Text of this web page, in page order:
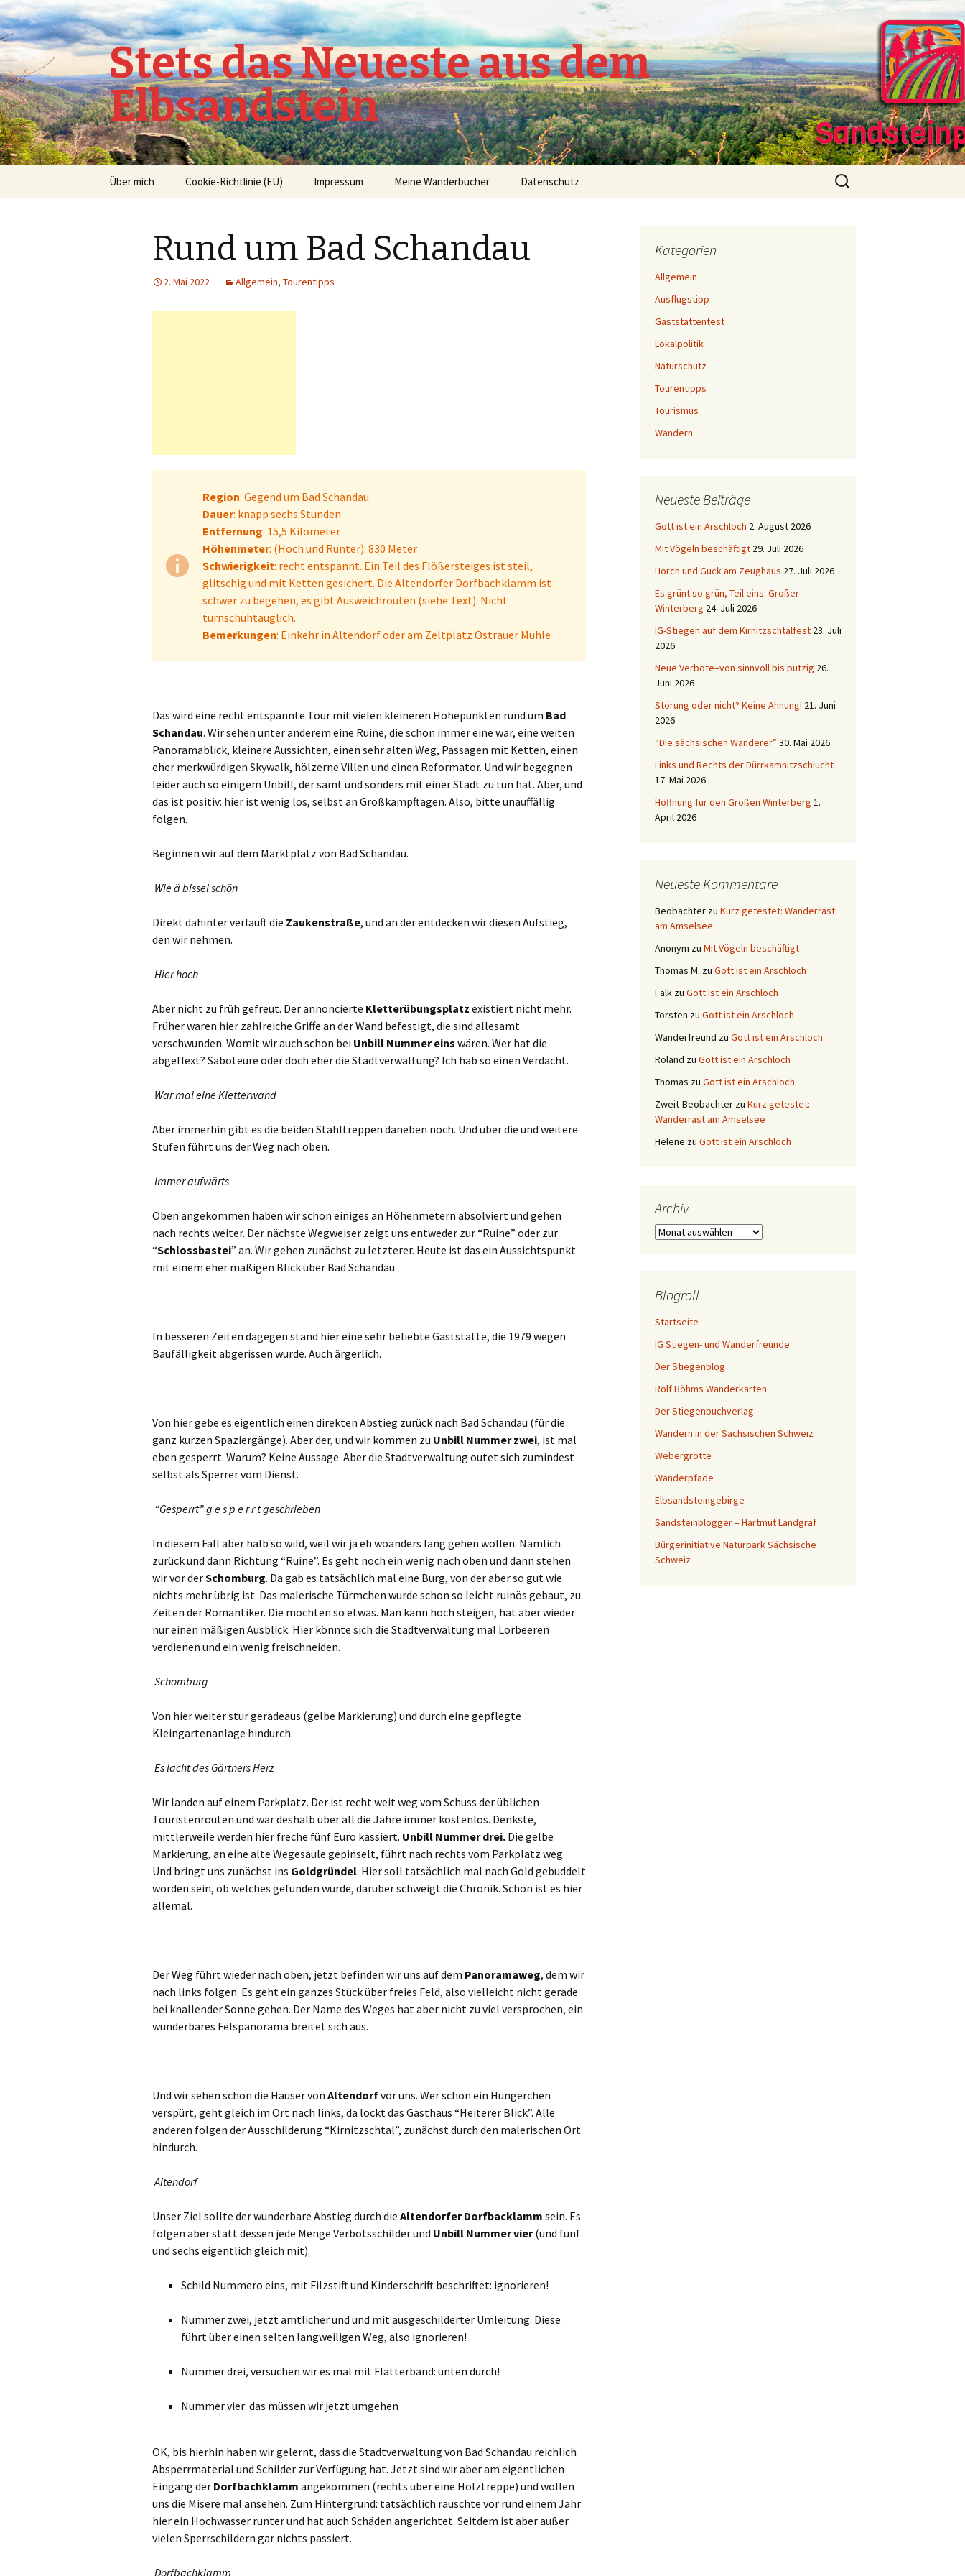
Stets das Neueste aus dem
Elbsandstein
Springe
Über mich Cookie-Richtlinie (EU) Impressum Meine Wanderbücher Datenschutz
Suchen
nach:
Rund um Bad Schandau
2. Mai 2022 Allgemein, Tourentipps
Region: Gegend um Bad Schandau
Dauer: knapp sechs Stunden
Entfernung: 15,5 Kilometer
Höhenmeter: (Hoch und Runter): 830 Meter
Schwierigkeit: recht entspannt. Ein Teil des Flößersteiges ist steil,
glitschig und mit Ketten gesichert. Die Altendorfer Dorfbachklamm ist
schwer zu begehen, es gibt Ausweichrouten (siehe Text). Nicht
turnschuhtauglich.
Bemerkungen: Einkehr in Altendorf oder am Zeltplatz Ostrauer Mühle
Das wird eine recht entspannte Tour mit vielen kleineren Höhepunkten rund um Bad
Schandau. Wir sehen unter anderem eine Ruine, die schon immer eine war, eine weiten
Panoramablick, kleinere Aussichten, einen sehr alten Weg, Passagen mit Ketten, einen
eher merkwürdigen Skywalk, hölzerne Villen und einen Reformator. Und wir begegnen
leider auch so einigem Unbill, der samt und sonders mit einer Stadt zu tun hat. Aber, und
das ist positiv: hier ist wenig los, selbst an Großkampftagen. Also, bitte unauffällig
folgen.
Beginnen wir auf dem Marktplatz von Bad Schandau.
Wie ä bissel schön
Direkt dahinter verläuft die Zaukenstraße, und an der entdecken wir diesen Aufstieg,
den wir nehmen.
Hier hoch
Aber nicht zu früh gefreut. Der annoncierte Kletterübungsplatz existiert nicht mehr.
Früher waren hier zahlreiche Griffe an der Wand befestigt, die sind allesamt
verschwunden. Womit wir auch schon bei Unbill Nummer eins wären. Wer hat die
abgeflext? Saboteure oder doch eher die Stadtverwaltung? Ich hab so einen Verdacht.
War mal eine Kletterwand
Aber immerhin gibt es die beiden Stahltreppen daneben noch. Und über die und weitere
Stufen führt uns der Weg nach oben.
Immer aufwärts
Oben angekommen haben wir schon einiges an Höhenmetern absolviert und gehen
nach rechts weiter. Der nächste Wegweiser zeigt uns entweder zur “Ruine” oder zur
“Schlossbastei” an. Wir gehen zunächst zu letzterer. Heute ist das ein Aussichtspunkt
mit einem eher mäßigen Blick über Bad Schandau.
In besseren Zeiten dagegen stand hier eine sehr beliebte Gaststätte, die 1979 wegen
Baufälligkeit abgerissen wurde. Auch ärgerlich.
Von hier gebe es eigentlich einen direkten Abstieg zurück nach Bad Schandau (für die
ganz kurzen Spaziergänge). Aber der, und wir kommen zu Unbill Nummer zwei, ist mal
eben gesperrt. Warum? Keine Aussage. Aber die Stadtverwaltung outet sich zumindest
selbst als Sperrer vom Dienst.
“Gesperrt” g e s p e r r t geschrieben
In diesem Fall aber halb so wild, weil wir ja eh woanders lang gehen wollen. Nämlich
zurück und dann Richtung “Ruine”. Es geht noch ein wenig nach oben und dann stehen
wir vor derSchomburg. Da gab es tatsächlich mal eine Burg, von der aber so gut wie
nichts mehr übrig ist. Das malerische Türmchen wurde schon so leicht ruinös gebaut, zu
Zeiten der Romantiker. Die mochten so etwas. Man kann hoch steigen, hat aber wieder
nur einen mäßigen Ausblick. Hier könnte sich die Stadtverwaltung mal Lorbeeren
verdienen und ein wenig freischneiden.
Schomburg
Von hier weiter stur geradeaus (gelbe Markierung) und durch eine gepflegte
Kleingartenanlage hindurch.
Es lacht des Gärtners Herz
Wir landen auf einem Parkplatz. Der ist recht weit weg vom Schuss der üblichen
Touristenrouten und war deshalb über all die Jahre immer kostenlos. Denkste,
mittlerweile werden hier freche fünf Euro kassiert. Unbill Nummer drei. Die gelbe
Markierung, an eine alte Wegesäule gepinselt, führt nach rechts vom Parkplatz weg.
Und bringt uns zunächst ins Goldgründel. Hier soll tatsächlich mal nach Gold gebuddelt
worden sein, ob welches gefunden wurde, darüber schweigt die Chronik. Schön ist es hier
allemal.
Der Weg führt wieder nach oben, jetzt befinden wir uns auf dem Panoramaweg, dem wir
nach links folgen. Es geht ein ganzes Stück über freies Feld, also vielleicht nicht gerade
bei knallender Sonne gehen. Der Name des Weges hat aber nicht zu viel versprochen, ein
wunderbares Felspanorama breitet sich aus.
Und wir sehen schon die Häuser von Altendorfvor uns. Wer schon ein Hüngerchen
verspürt, geht gleich im Ort nach links, da lockt das Gasthaus “Heiterer Blick”. Alle
anderen folgen der Ausschilderung “Kirnitzschtal”, zunächst durch den malerischen Ort
hindurch.
Altendorf
Unser Ziel sollte der wunderbare Abstieg durch die Altendorfer Dorfbacklamm sein. Es
folgen aber statt dessen jede Menge Verbotsschilder und Unbill Nummer vier(und fünf
und sechs eigentlich gleich mit).
Schild Nummero eins, mit Filzstift und Kinderschrift beschriftet: ignorieren!
Nummer zwei, jetzt amtlicher und und mit ausgeschilderter Umleitung. Diese
führt über einen selten langweiligen Weg, also ignorieren!
Nummer drei, versuchen wir es mal mit Flatterband: unten durch!
Nummer vier: das müssen wir jetzt umgehen
OK, bis hierhin haben wir gelernt, dass die Stadtverwaltung von Bad Schandau reichlich
Absperrmaterial und Schilder zur Verfügung hat. Jetzt sind wir aber am eigentlichen
Eingang der Dorfbachklamm angekommen (rechts über eine Holztreppe) und wollen
uns die Misere mal ansehen. Zum Hintergrund: tatsächlich rauschte vor rund einem Jahr
hier ein Hochwasser runter und hat auch Schäden angerichtet. Seitdem ist aber außer
vielen Sperrschildern gar nichts passiert.
Dorfbachklamm
Kategorien
Allgemein
Ausflugstipp
Gaststättentest
Lokalpolitik
Naturschutz
Tourentipps
Tourismus
Wandern
Neueste Beiträge
Gott ist ein Arschloch 2. August 2026
Mit Vögeln beschäftigt 29. Juli 2026
Horch und Guck am Zeughaus 27. Juli 2026
Es grünt so grün, Teil eins: Großer
Winterberg 24. Juli 2026
IG-Stiegen auf dem Kirnitzschtalfest 23. Juli
2026
Neue Verbote–von sinnvoll bis putzig 26.
Juni 2026
Störung oder nicht? Keine Ahnung! 21. Juni
2026
“Die sächsischen Wanderer” 30. Mai 2026
Links und Rechts der Dürrkamnitzschlucht
17. Mai 2026
Hoffnung für den Großen Winterberg 1.
April 2026
Neueste Kommentare
Beobachter zu Kurz getestet: Wanderrast
am Amselsee
Anonym zu Mit Vögeln beschäftigt
Thomas M. zu Gott ist ein Arschloch
Falk zu Gott ist ein Arschloch
Torsten zu Gott ist ein Arschloch
Wanderfreund zu Gott ist ein Arschloch
Roland zu Gott ist ein Arschloch
Thomas zu Gott ist ein Arschloch
Zweit-Beobachter zu Kurz getestet:
Wanderrast am Amselsee
Helene zu Gott ist ein Arschloch
Archiv
Archiv
Blogroll
Startseite
IG Stiegen- und Wanderfreunde
Der Stiegenblog
Rolf Böhms Wanderkarten
Der Stiegenbuchverlag
Wandern in der Sächsischen Schweiz
Webergrotte
Wanderpfade
Elbsandsteingebirge
Sandsteinblogger – Hartmut Landgraf
Bürgerinitiative Naturpark Sächsische
Schweiz